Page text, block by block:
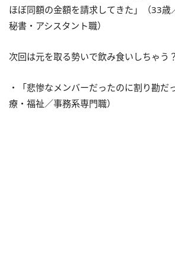
ほぼ同額の金額を請求してきた」（33歳
秘書・アシスタント職）
次回は元を取る勢いで飲み食いしちゃう？
・「悲惨なメンバーだったのに割り勘だ
療・福祉／事務系専門職）